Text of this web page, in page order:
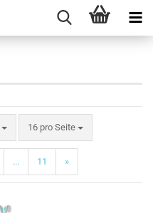
16 pro Seite
pro Seite
... 11 »